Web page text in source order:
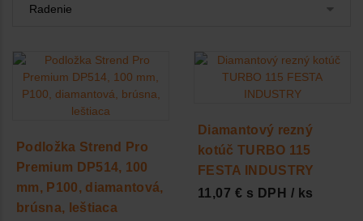
Podložka Strend Pro
Premium DP514, 100
mm, P100, diamantová,
brúsna, leštiaca
Diamantový rezný
kotúč TURBO 115
FESTA INDUSTRY
11,07 € s DPH / ks